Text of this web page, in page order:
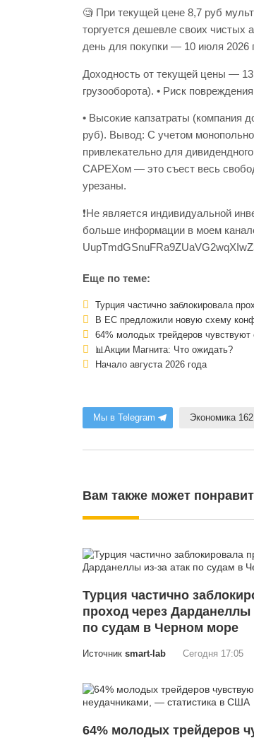
🧐 При текущей цене 8,7 руб
торгуется дешевле своих чистых
день для покупки — 10 июля 2026
Доходность от текущей цены —
грузооборота). • Риск
• Высокие капзатраты (компания
руб). Вывод: С учетом
привлекательно для
CAPEXом — это съест весь
урезаны.
❗️Не является индивидуальной
больше информации в моем
Еще по теме:
Турция частично заблокировала
В ЕС предложили новую схему
64% молодых трейдеров
📊Акции Магнита: Что ожидать?
Начало августа 2026 года
Мы в Telegram Экономика
Вам также может
Турция частично
проход через Дарданеллы
по судам в Черном море
Источник smart-lab Сегодня 17:05
64% молодых трейдеров